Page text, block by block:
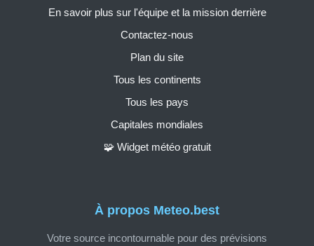
À propos Meteo.best
Votre source incontournable pour des prévisions
En savoir plus sur l'équipe et la mission derrière
Contactez-nous
Plan du site
Tous les continents
Tous les pays
Capitales mondiales
🧩 Widget météo gratuit